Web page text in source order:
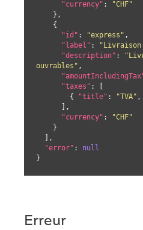
"currency" :
"CHF"
"id" : "express" ,
"label" : "Livraison
"description" :
ouvrables" ,
"taxes" : [
        {
"title" : "TVA" ,
"currency" :
"CHF"
"error" : null
}
Erreur